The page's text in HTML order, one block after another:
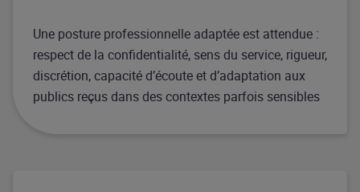
Une posture professionnelle adaptée est attendue :
respect de la confidentialité, sens du service, rigueur,
discrétion, capacité d’écoute et d’adaptation aux
publics reçus dans des contextes parfois sensibles​